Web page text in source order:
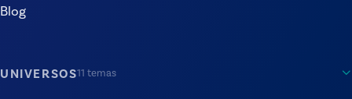
Blog
UNIVERSOS11 temas